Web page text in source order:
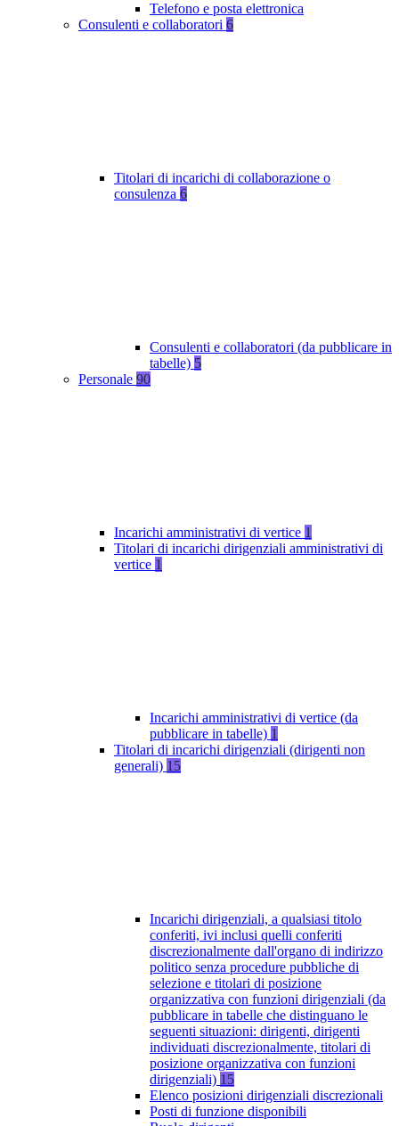
Telefono e posta elettronica
Consulenti e collaboratori 6
Titolari di incarichi di collaborazione o
consulenza 6
Consulenti e collaboratori (da pubblicare in
tabelle) 5
Personale 90
Incarichi amministrativi di vertice 1
Titolari di incarichi dirigenziali amministrativi di
vertice 1
Incarichi amministrativi di vertice (da
pubblicare in tabelle) 1
Titolari di incarichi dirigenziali (dirigenti non
generali) 15
Incarichi dirigenziali, a qualsiasi titolo
conferiti, ivi inclusi quelli conferiti
discrezionalmente dall'organo di indirizzo
politico senza procedure pubbliche di
selezione e titolari di posizione
organizzativa con funzioni dirigenziali (da
pubblicare in tabelle che distinguano le
seguenti situazioni: dirigenti, dirigenti
individuati discrezionalmente, titolari di
posizione organizzativa con funzioni
dirigenziali) 15
Elenco posizioni dirigenziali discrezionali
Posti di funzione disponibili